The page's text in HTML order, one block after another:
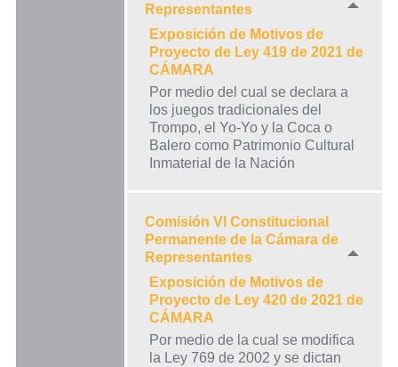
Representantes
Exposición de Motivos de
Proyecto de Ley 419 de 2021 de
CÁMARA
Por medio del cual se declara a
los juegos tradicionales del
Trompo, el Yo-Yo y la Coca o
Balero como Patrimonio Cultural
Inmaterial de la Nación
Comisión VI Constitucional
Permanente de la Cámara de
Representantes
Exposición de Motivos de
Proyecto de Ley 420 de 2021 de
CÁMARA
Por medio de la cual se modifica
la Ley 769 de 2002 y se dictan